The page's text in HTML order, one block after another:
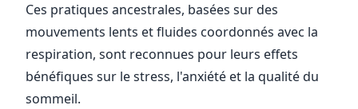
Ces pratiques ancestrales, basées sur des
mouvements lents et fluides coordonnés avec la
respiration, sont reconnues pour leurs effets
bénéfiques sur le stress, l'anxiété et la qualité du
sommeil.